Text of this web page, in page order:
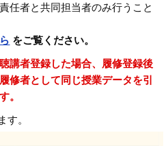
任者と共同担当者のみ行うこと
をご覧ください。
講者登録した場合、履修登録後
修者として同じ授業データを引
。
す。